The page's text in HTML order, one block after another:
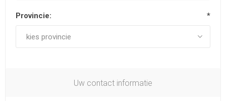
Provincie: *
Uw contact informatie